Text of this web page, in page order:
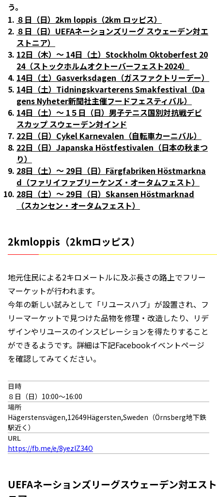
う。
８日（日）2km loppis（2km ロッピス）
８日（日）UEFAネーションズリーグ スウェーデン対エ
ストニア）
12日（木）〜 14日（土）Stockholm Oktoberfest 20
24（ストックホルムオクトーバーフェスト2024）
14日（土）Gasverksdagen（ガスファクトリーデー）
14日（土）Tidningskvarterens Smakfestival（Da
gens Nyheter新聞社主催フードフェスティバル）
14日（土）〜 1５日（日）男子テニス国別対抗戦デビ
スカップ スウェーデン対インド
22日（日）Cykel Karnevalen（自転車カーニバル）
22日（日）Japanska Höstfestivalen（日本の秋まつ
り）
28日（土）〜 29日（日）Färgfabriken Höstmarkna
d（ファリイファブリーケンズ・オータムフェスト）
28日（土）〜 29日（日）Skansen Höstmarknad
（スカンセン・オータムフェスト）
2kmloppis（2kmロッピス）
地元住民による2キロメートルに及ぶ長さの路上でフリー
マーケットが行われます。
今年の新しい試みとして「リユースハブ」が設置され、フ
リーマーケットで見つけた品物を修理・改造したり、リデ
ザインやリユースのインスピレーションを得たりすること
ができるようです。詳細は下記Facebookイベントページ
を確認してみてください。
日時
８日（日）10:00〜16:00
場所
Hägerstensvägen,12649Hägersten,Sweden（Örnsberg地下鉄
駅近く）
URL
https://fb.me/e/8yezlZ34O
UEFAネーションズリーグスウェーデン対エスト